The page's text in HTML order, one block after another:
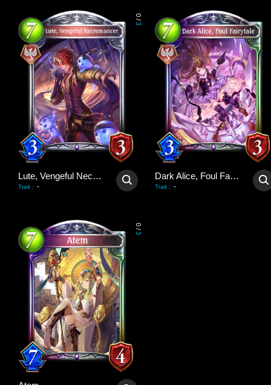
0
/
3
Lute, Vengeful Necromancer
Trait : -
Dark Alice, Foul Fairytale
Trait : -
0
/
3